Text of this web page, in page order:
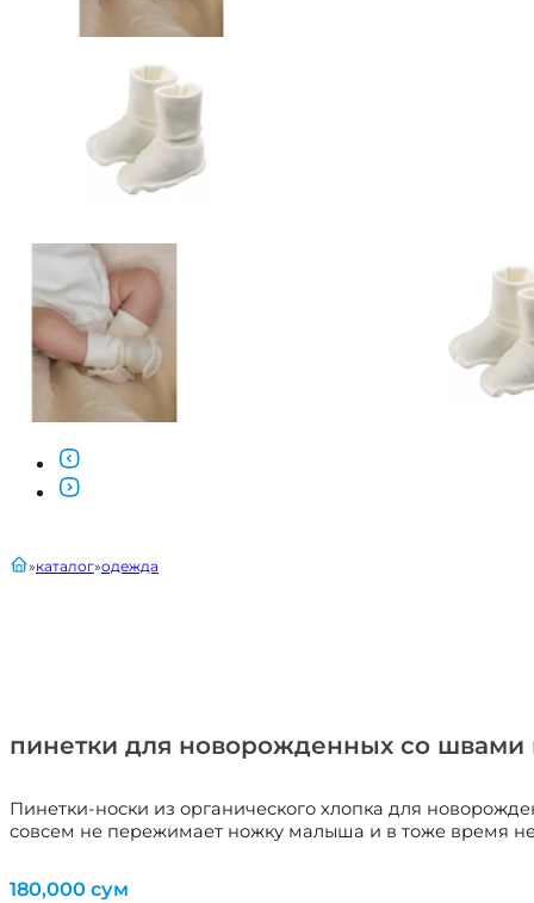
пинетки для новорожденных со
Пинетки-носки из органического хлопка для
совсем не пережимает ножку малыша и в тоже время не
главнаякаталог одежда
180,000 сум